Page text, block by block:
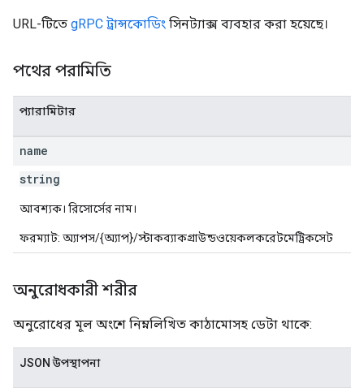
URL-টিতে gRPC ট্রান্সকোডিং সিনট্যাক্স ব্যবহার করা হয়েছে।
পথের পরামিতি
প্যারামিটার
name
string
আবশ্যক। রিসোর্সের নাম।
ফরম্যাট: অ্যাপস/{অ্যাপ}/স্টাকব্যাকগ্রাউন্ডওয়েকলকরেটমেট্রিকসেট
অনুরোধকারী শরীর
অনুরোধের মূল অংশে নিম্নলিখিত কাঠামোসহ ডেটা থাকে:
JSON উপস্থাপনা